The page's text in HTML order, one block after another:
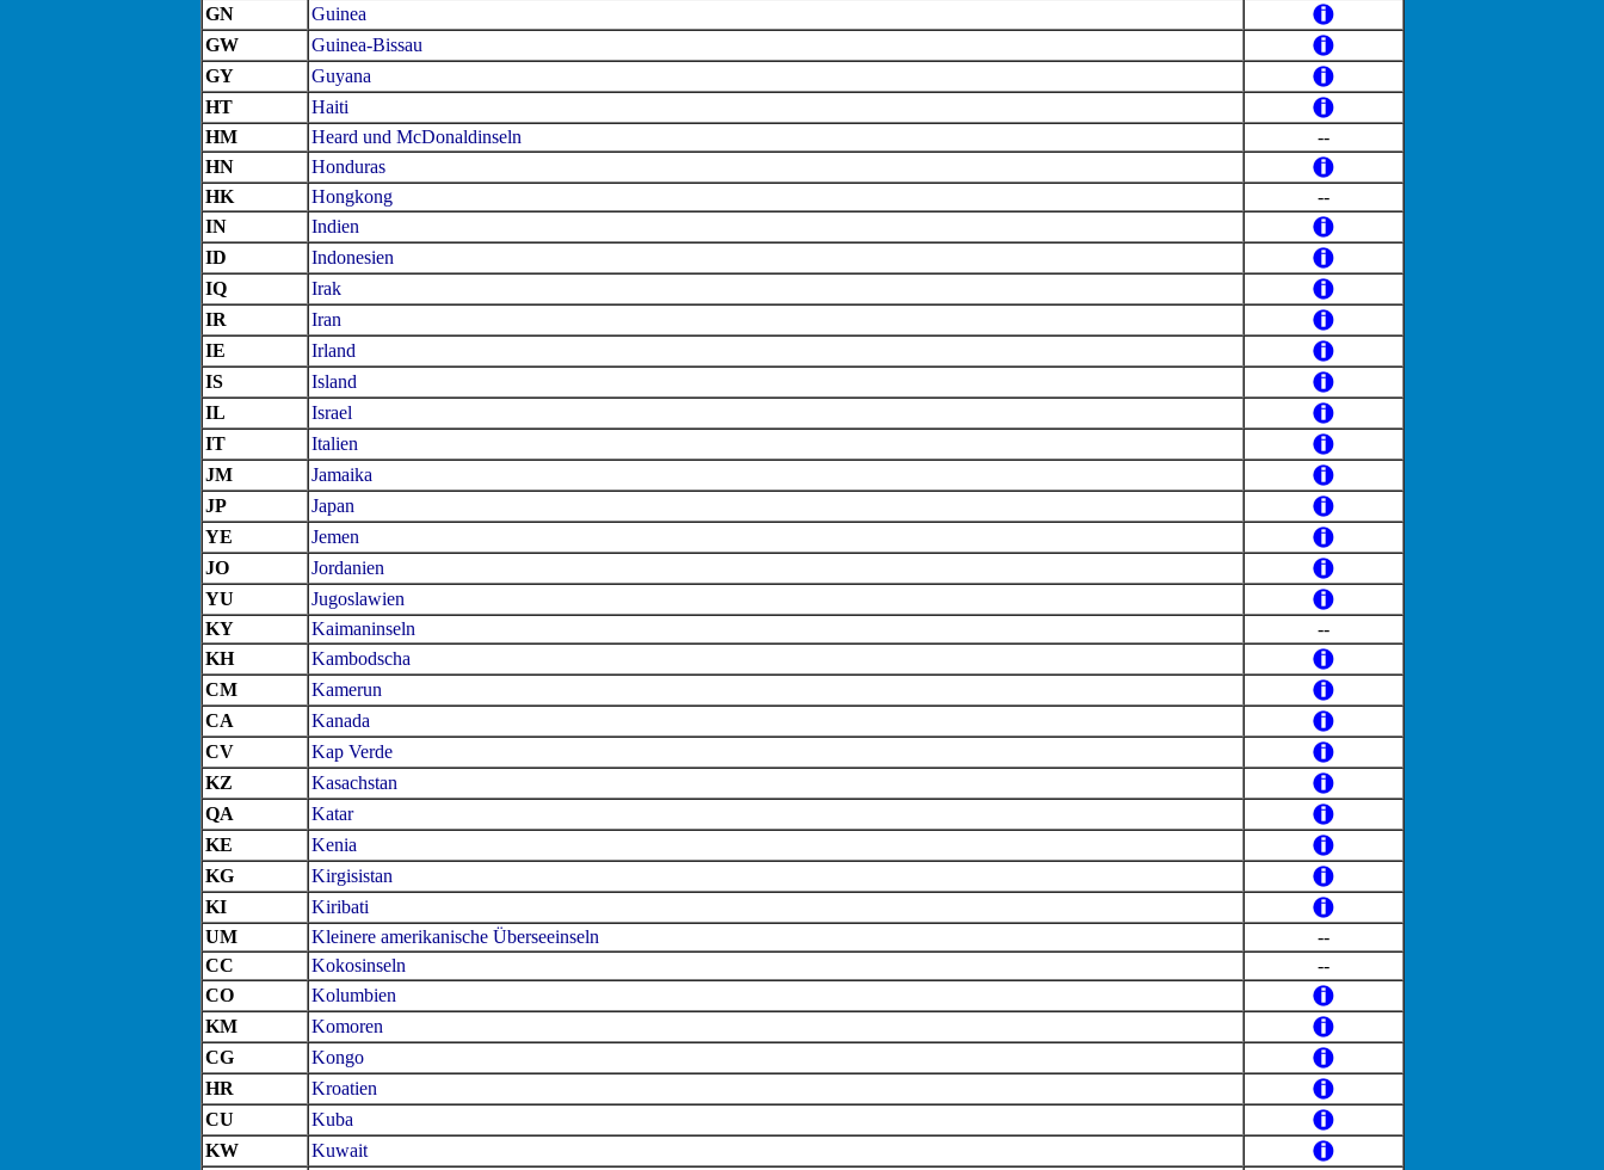
GN
Guinea
GW
Guinea-Bissau
GY
Guyana
HT
Haiti
HM
Heard und McDonaldinseln
--
HN
Honduras
HK
Hongkong
--
IN
Indien
ID
Indonesien
IQ
Irak
IR
Iran
IE
Irland
IS
Island
IL
Israel
IT
Italien
JM
Jamaika
JP
Japan
YE
Jemen
JO
Jordanien
YU
Jugoslawien
KY
Kaimaninseln
--
KH
Kambodscha
CM
Kamerun
CA
Kanada
CV
Kap Verde
KZ
Kasachstan
QA
Katar
KE
Kenia
KG
Kirgisistan
KI
Kiribati
UM
Kleinere amerikanische Überseeinseln
--
CC
Kokosinseln
--
CO
Kolumbien
KM
Komoren
CG
Kongo
HR
Kroatien
CU
Kuba
KW
Kuwait